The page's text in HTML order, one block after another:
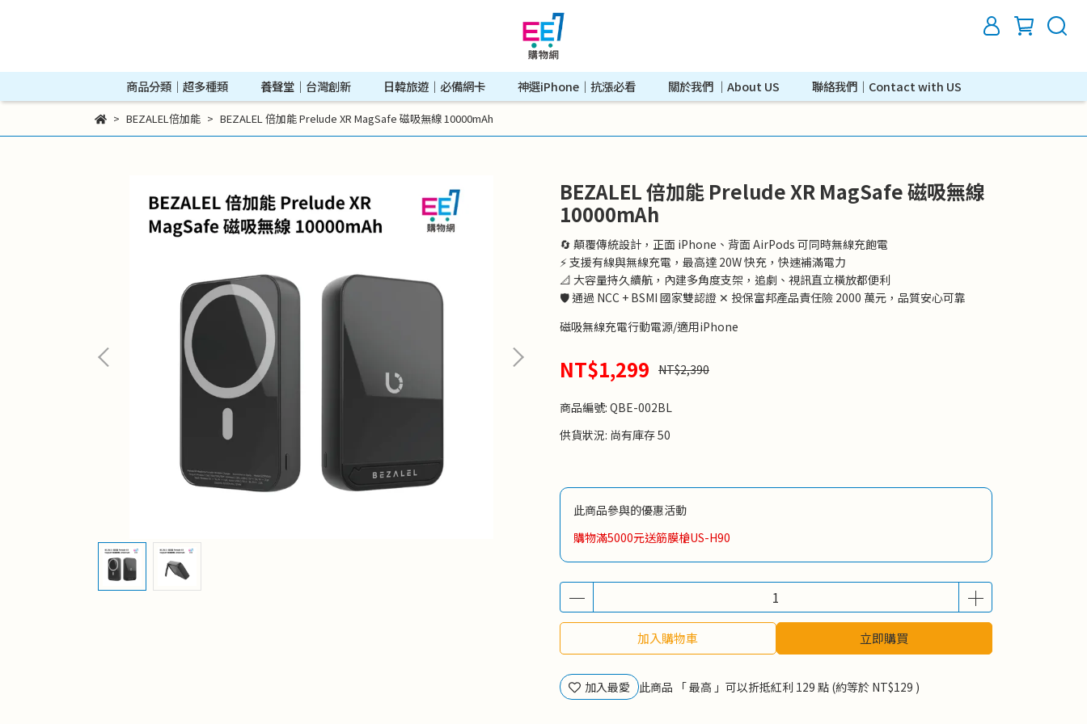
商品分類｜超多種類 養聲堂｜台灣創新 日韓旅遊｜必備網卡 神選iPhone｜抗漲必看 關於我們 ｜About US 聯絡我們｜Contact with US
BEZALEL倍加能 BEZALEL 倍加能 Prelude XR MagSafe 磁吸無線 10000mAh
BEZALEL 倍加能 Prelude XR MagSafe 磁吸無線
10000mAh
🔄 顛覆傳統設計，正面 iPhone、背面 AirPods 可同時無線充飽電
⚡ 支援有線與無線充電，最高達 20W 快充，快速補滿電力
📐 大容量持久續航，內建多角度支架，追劇、視訊直立橫放都便利
🛡️ 通過 NCC + BSMI 國家雙認證 ✕ 投保富邦產品責任險 2000 萬元，品質安心可靠
磁吸無線充電行動電源/適用iPhone
NT$1,299 NT$2,390
商品編號: QBE-002BL
供貨狀況: 尚有庫存 50
此商品參與的優惠活動
購物滿5000元送筋膜槍US-H90
加入購物車 立即購買
加入最愛 此商品 「 最高 」可以折抵紅利 129 點 (約等於 NT$129 )